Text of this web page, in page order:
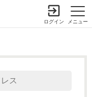
メニュー
ログイン